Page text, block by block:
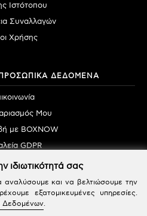
Ιστότοπου
Συναλλαγών
Χρήσης
ΔΕΔΟΜΕΝΑ
Μου
με BOXNOW
GDPR
Management © 2026 | All Rights Reserved
ιδιωτικότητά σας
αναλύσουμε και να βελτιώσουμε την
εξατομικευμένες υπηρεσίες.
Δεδομένων.